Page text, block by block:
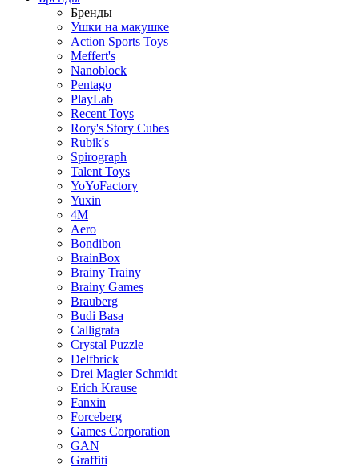
Бренды
Ушки на макушке
Action Sports Toys
Meffert's
Nanoblock
Pentago
PlayLab
Recent Toys
Rory's Story Cubes
Rubik's
Spirograph
Talent Toys
YoYoFactory
Yuxin
4M
Aero
Bondibon
BrainBox
Brainy Trainy
Brainy Games
Brauberg
Budi Basa
Calligrata
Crystal Puzzle
Delfbrick
Drei Magier Schmidt
Erich Krause
Fanxin
Forceberg
Games Corporation
GAN
Graffiti